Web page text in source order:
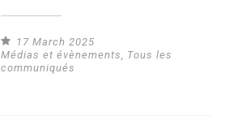
17 March 2025
Médias et évènements, Tous les
communiqués